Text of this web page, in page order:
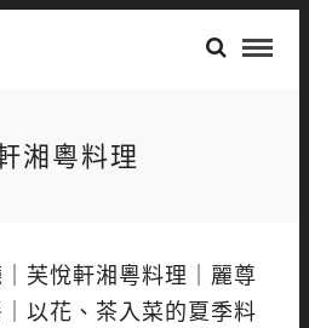
湘粵料理
芙悅軒湘粵料理｜麗尊
以花、茶入菜的夏季料